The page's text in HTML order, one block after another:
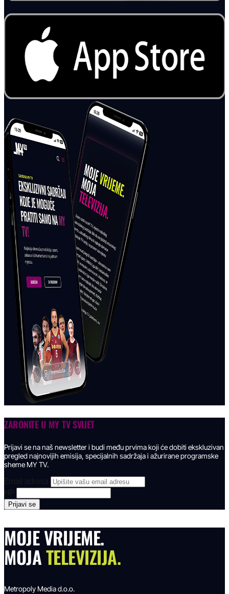
ZARONITE U MY TV SVIJET
Prijavi se na naš newsletter i budi među prvima koji će dobiti ekskluzivan
pregled najnovijih emisija, specijalnih sadržaja i ažurirane programske
sheme MY TV.
Email adresa
MOJE VRIJEME.
MOJATELEVIZIJA.
Metropoly Media d.o.o.